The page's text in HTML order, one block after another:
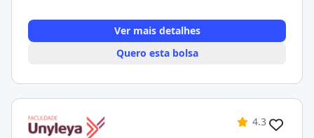
Ver mais detalhes
Quero esta bolsa
4.3